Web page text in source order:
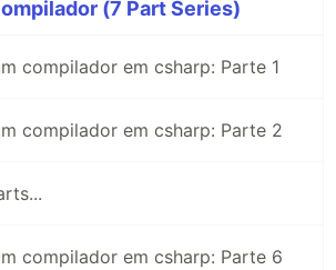
(7 Part Series)
compilador em csharp: Parte 1
compilador em csharp: Parte 2
compilador em csharp: Parte 6